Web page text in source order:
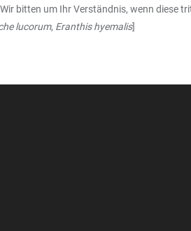
bitten um Ihr Verständnis, wenn diese
lucorum, Eranthis hyemalis]